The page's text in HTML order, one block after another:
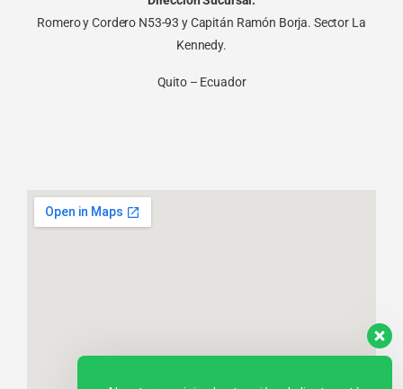
Romero y Cordero N53-93 y Capitán Ramón Borja. Sector La
Kennedy.
Quito – Ecuador